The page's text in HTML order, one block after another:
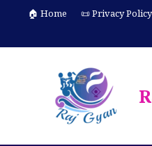
content
🏠 Home 📜 Privacy Policy